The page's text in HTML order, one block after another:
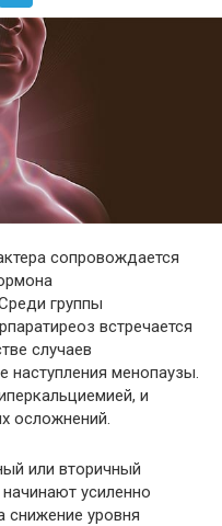
сопровождается
группы
встречается
случаев
наступления менопаузы.
и
осложнений.
или вторичный
усиленно
снижение уровня